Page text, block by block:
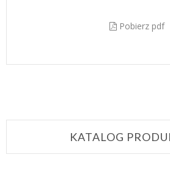
Pobierz pdf
KATALOG